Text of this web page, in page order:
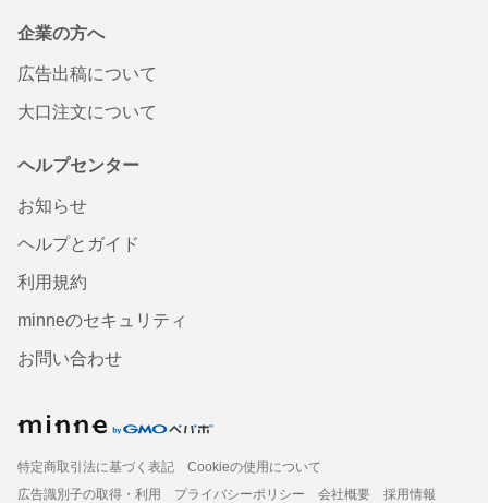
企業の方へ
広告出稿について
大口注文について
ヘルプセンター
お知らせ
ヘルプとガイド
利用規約
minneのセキュリティ
お問い合わせ
特定商取引法に基づく表記
Cookieの使用について
広告識別子の取得・利用
プライバシーポリシー 会社概要
採用情報